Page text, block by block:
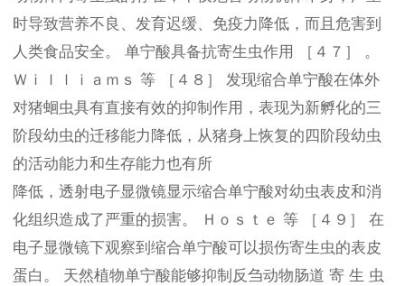
时导致营养不良、发育迟缓、免疫力降低，而且危害到
人类食品安全。 单宁酸具备抗寄生虫作用 ［４７］ 。
Ｗｉｌｌｉａｍｓ 等 ［４８］ 发现缩合单宁酸在体外
对猪蛔虫具有直接有效的抑制作用，表现为新孵化的三
阶段幼虫的迁移能力降低，从猪身上恢复的四阶段幼虫
的活动能力和生存能力也有所
降低，透射电子显微镜显示缩合单宁酸对幼虫表皮和消
化组织造成了严重的损害。 Ｈｏｓｔｅ 等 ［４９］ 在
电子显微镜下观察到缩合单宁酸可以损伤寄生虫的表皮
蛋白。 天然植物单宁酸能够抑制反刍动物肠道 寄 生 虫